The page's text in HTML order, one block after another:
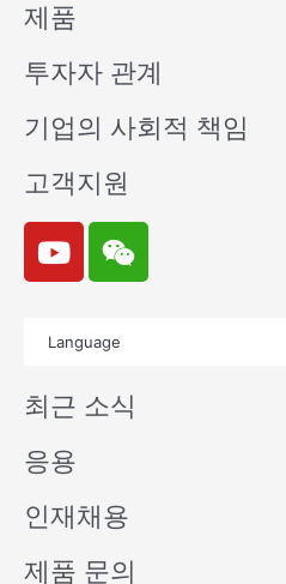
제품
투자자 관계
기업의 사회적 책임
고객지원
Y
o
u
e
W
e
i
n
Language
최근 소식
응용
인재채용
제품 문의